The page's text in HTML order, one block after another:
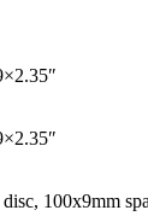
100x9mm